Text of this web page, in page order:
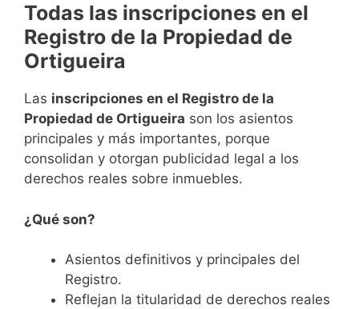
Todas las inscripciones en el
Registro de la Propiedad de
Ortigueira
Las inscripciones en el Registro de la
Propiedad de Ortigueira son los asientos
principales y más importantes, porque
consolidan y otorgan publicidad legal a los
derechos reales sobre inmuebles.
¿Qué son?
Asientos definitivos y principales del
Registro.
Reflejan la titularidad de derechos reales